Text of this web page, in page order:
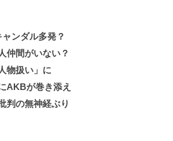
ンダル多発？
仲間がいない？
物扱い」に
AKBが巻き添え
判の無神経ぶり